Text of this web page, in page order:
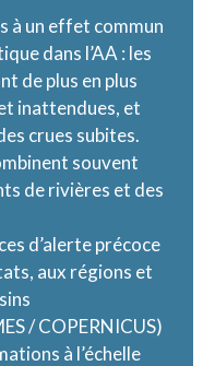
à un effet commun
dans l’AA : les
de plus en plus
inattendues, et
crues subites.
souvent
de rivières et des
d’alerte précoce
aux régions et
/ COPERNICUS)
à l’échelle